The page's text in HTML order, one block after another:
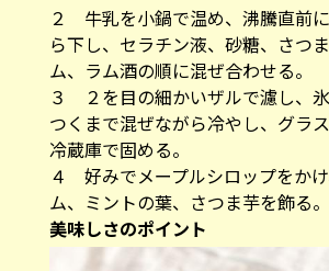
２ 牛乳を小鍋で温め、沸騰直前
ら下し、セラチン液、砂糖、さつ
ム、ラム酒の順に混ぜ合わせる。
３ ２を目の細かいザルで濾し、
つくまで混ぜながら冷やし、グラ
冷蔵庫で固める。
４ 好みでメープルシロップをか
ム、ミントの葉、さつま芋を飾る。
美味しさのポイント